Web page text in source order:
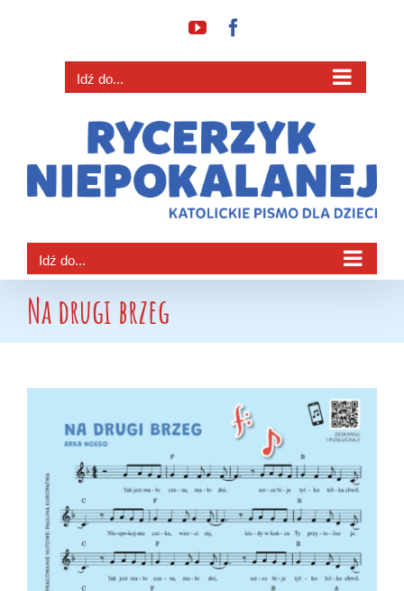
YouTube
Idź do...
Idź do...
Na drugi brzeg